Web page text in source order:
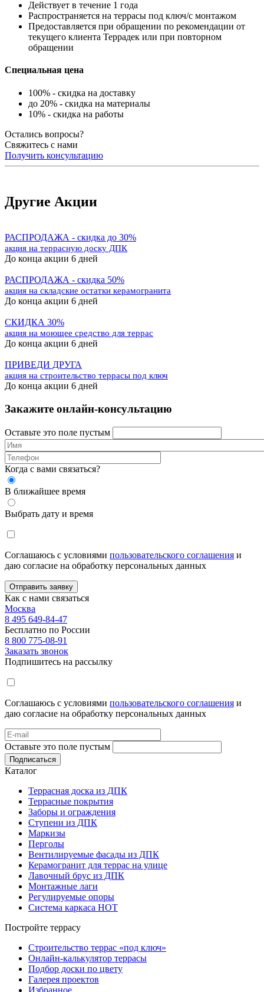
Действует в течение 1 года
Распространяется на террасы под ключ/с монтажом
Предоставляется при обращении по рекомендации от
текущего клиента Террадек или при повторном
обращении
Специальная цена
100% - скидка на доставку
до 20% - скидка на материалы
10% - скидка на работы
Остались вопросы?
Свяжитесь с нами
Получить консультацию
Другие Акции
РАСПРОДАЖА - скидка до 30%
акция на террасную доску ДПК
До конца акции 6 дней
РАСПРОДАЖА - скидка 50%
акция на складские остатки керамогранита
До конца акции 6 дней
СКИДКА 30%
акция на моющее средство для террас
До конца акции 6 дней
ПРИВЕДИ ДРУГА
акция на строительство террасы под ключ
До конца акции 6 дней
Закажите онлайн-консультацию
Оставьте это поле пустым
Когда с вами связаться?
В ближайшее время
Выбрать дату и время
Соглашаюсь с условиями пользовательского соглашения и
даю согласие на обработку персональных данных
Отправить заявку
Как с нами связаться
Москва
8 495 649-84-47
Бесплатно по России
8 800 775-08-91
Заказать звонок
Подпишитесь на рассылку
Соглашаюсь с условиями пользовательского соглашения и
даю согласие на обработку персональных данных
Оставьте это поле пустым
Подписаться
Каталог
Террасная доска из ДПК
Террасные покрытия
Заборы и ограждения
Ступени из ДПК
Маркизы
Перголы
Вентилируемые фасады из ДПК
Керамогранит для террас на улице
Лавочный брус из ДПК
Монтажные лаги
Регулируемые опоры
Система каркаса НОТ
Постройте террасу
Строительство террас «под ключ»
Онлайн-калькулятор террасы
Подбор доски по цвету
Галерея проектов
Избранное